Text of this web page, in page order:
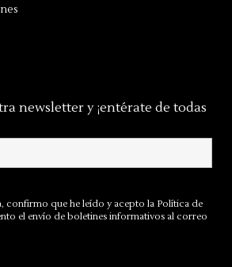
newsletter y ¡entérate de todas
confirmo que he leído y acepto la Política de
el envío de boletines informativos al correo